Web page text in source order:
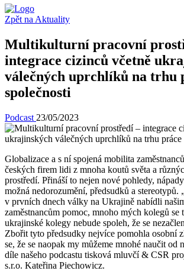
Zpět na Aktuality
Multikulturní pracovní
integrace cizinců včetně
válečných uprchlíků na trhu
společnosti
Podcast 23/05/2023
Globalizace a s ní spojená mobilita
českých firem lidi z mnoha koutů světa a
prostředí. Přináší to nejen nové pohledy,
možná nedorozumění, předsudků a stereotypů.
v prvních dnech války na Ukrajině nabídli
zaměstnancům pomoc, mnoho mých kolegů se
ukrajinské kolegy nebude spoleh, že se
Zbořit tyto předsudky nejvíce pomohla osobní
se, že se naopak my můžeme mnohé naučit od
díle našeho podcastu tisková mluvčí & CSR
s.r.o. Kateřina Piechowicz.